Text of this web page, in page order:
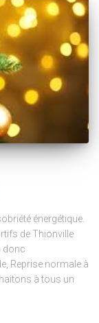
énergétique.
de Thionville
donc
Reprise normale à
à tous un